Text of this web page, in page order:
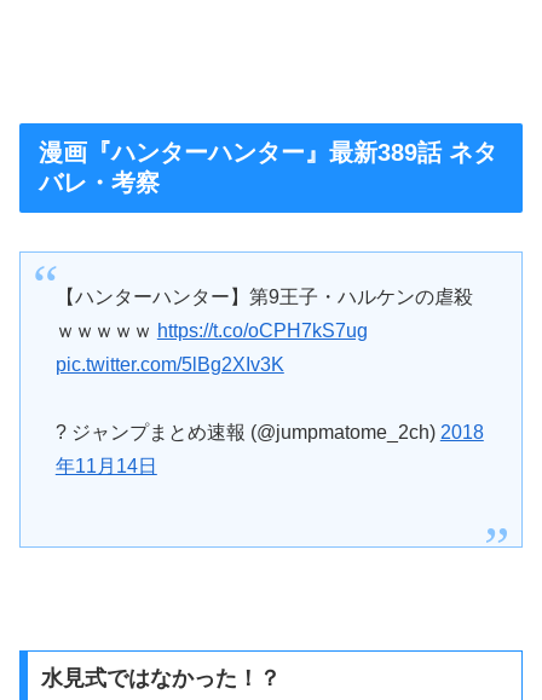
漫画『ハンターハンター』最新389話 ネタ
バレ・考察
【ハンターハンター】第9王子・ハルケンの虐殺
ｗｗｗｗｗ https://t.co/oCPH7kS7ug
pic.twitter.com/5lBg2XIv3K
? ジャンプまとめ速報 (@jumpmatome_2ch) 2018
年11月14日
水見式ではなかった！？